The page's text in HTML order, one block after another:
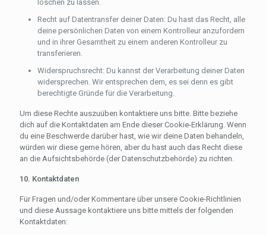
löschen zu lassen.
Recht auf Datentransfer deiner Daten: Du hast das Recht, alle
deine persönlichen Daten von einem Kontrolleur anzufordern
und in ihrer Gesamtheit zu einem anderen Kontrolleur zu
transferieren.
Widerspruchsrecht: Du kannst der Verarbeitung deiner Daten
widersprechen. Wir entsprechen dem, es sei denn es gibt
berechtigte Gründe für die Verarbeitung.
Um diese Rechte auszuüben kontaktiere uns bitte. Bitte beziehe
dich auf die Kontaktdaten am Ende dieser Cookie-Erklärung. Wenn
du eine Beschwerde darüber hast, wie wir deine Daten behandeln,
würden wir diese gerne hören, aber du hast auch das Recht diese
an die Aufsichtsbehörde (der Datenschutzbehörde) zu richten.
10. Kontaktdaten
Für Fragen und/oder Kommentare über unsere Cookie-Richtlinien
und diese Aussage kontaktiere uns bitte mittels der folgenden
Kontaktdaten: